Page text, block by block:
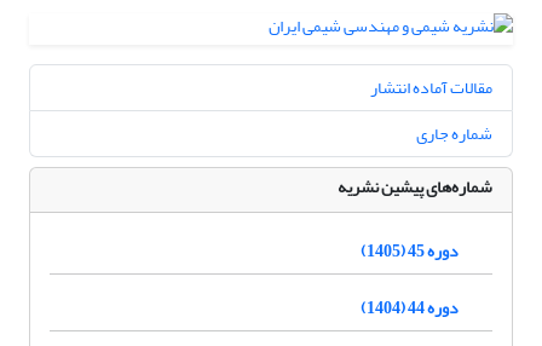
مقالات آماده انتشار
شماره جاری
شماره‌های پیشین نشریه
دوره 45 (1405)
دوره 44 (1404)